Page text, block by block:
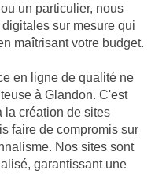
un particulier, nous
sur mesure qui
maîtrisant votre budget.
en ligne de qualité ne
à Glandon. C'est
la création de sites
faire de compromis sur
Nos sites sont
garantissant une